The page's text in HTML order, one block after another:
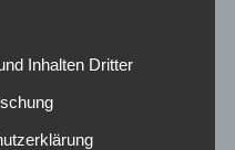
Inhalten Dritter